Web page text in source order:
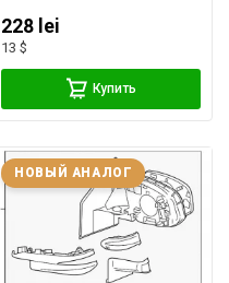
228 lei
13 $
Купить
НОВЫЙ АНАЛОГ